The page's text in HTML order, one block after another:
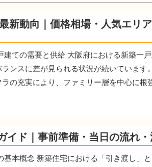
新動向｜価格相場・人気エリ
ての需要と供給 大阪府における新築一
ンスに差が見られる状況が続いています
の充実により、ファミリー層を中心に根
イド｜事前準備・当日の流れ
本概念 新築住宅における「引き渡し」